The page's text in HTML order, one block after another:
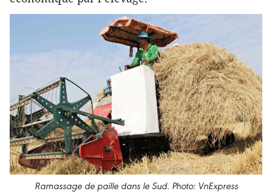
Ramassage de paille dans le Sud. Photo: VnExpress